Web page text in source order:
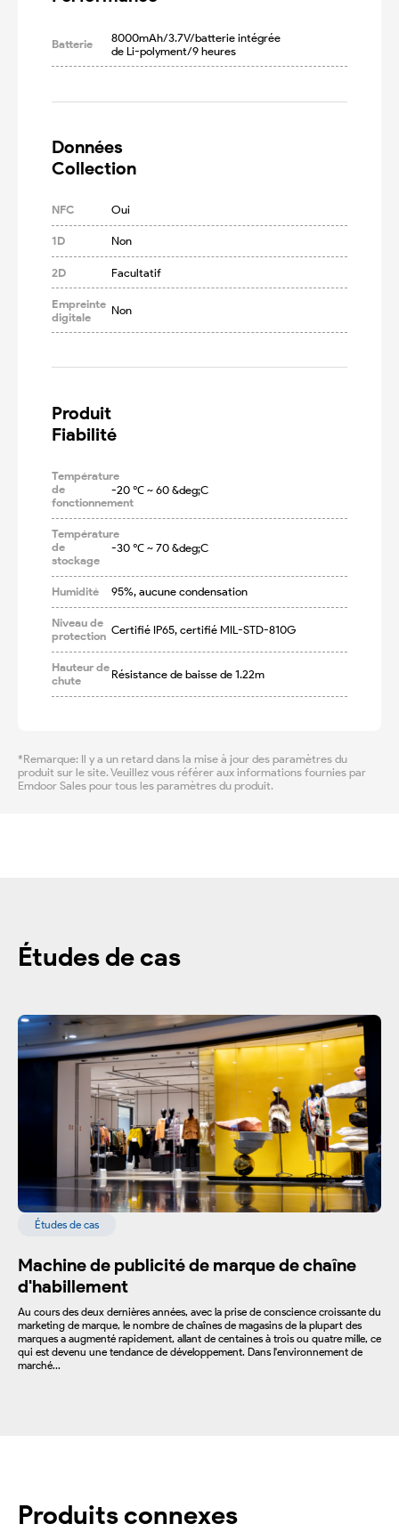
Batterie
8000mAh/3.7V/batterie intégrée
de Li-polyment/9 heures
Données
Collection
NFC Oui
1D Non
2D Facultatif
Empreinte
digitale
Non
Produit
Fiabilité
Température
de
fonctionnement
-20 ℃ ~ 60 &deg;C
Température
de
stockage
-30 ℃ ~ 70 &deg;C
Humidité 95%, aucune condensation
Niveau de
protection Certifié IP65, certifié MIL-STD-810G
Hauteur de
chute
Résistance de baisse de 1.22m
*Remarque: Il y a un retard dans la mise à jour des paramètres du
produit sur le site. Veuillez vous référer aux informations fournies par
Emdoor Sales pour tous les paramètres du produit.
Études de cas
Études de cas
Machine de publicité de marque de chaîne
d'habillement
Au cours des deux dernières années, avec la prise de conscience croissante du
marketing de marque, le nombre de chaînes de magasins de la plupart des
marques a augmenté rapidement, allant de centaines à trois ou quatre mille, ce
qui est devenu une tendance de développement. Dans l'environnement de
marché...
Produits connexes